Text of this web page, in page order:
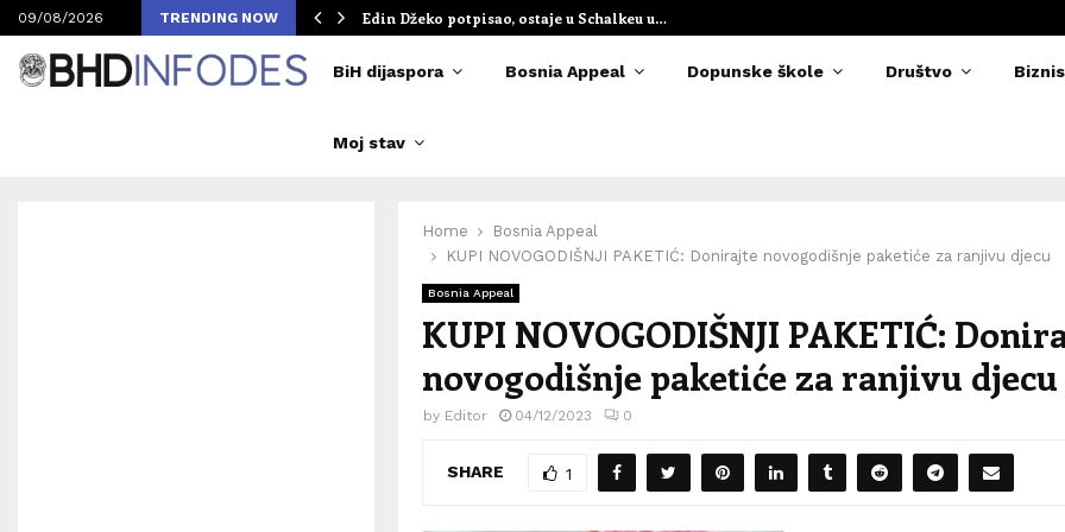
09/08/2026 TRENDING NOW
Merlinovih koncerata Edin Džeko potpisao, ostaje u Schalkeu u…
BiH dijaspora Bosnia Appeal Dopunske škole Društvo Biznis
Moj stav
Home
Bosnia Appeal
KUPI NOVOGODIŠNJI PAKETIĆ: Donirajte novogodišnje paketiće za ranjivu djecu
Bosnia Appeal
KUPI NOVOGODIŠNJI PAKETIĆ:
novogodišnje paketiće za ranjivu djecu
by Editor 04/12/2023 0
SHARE 1